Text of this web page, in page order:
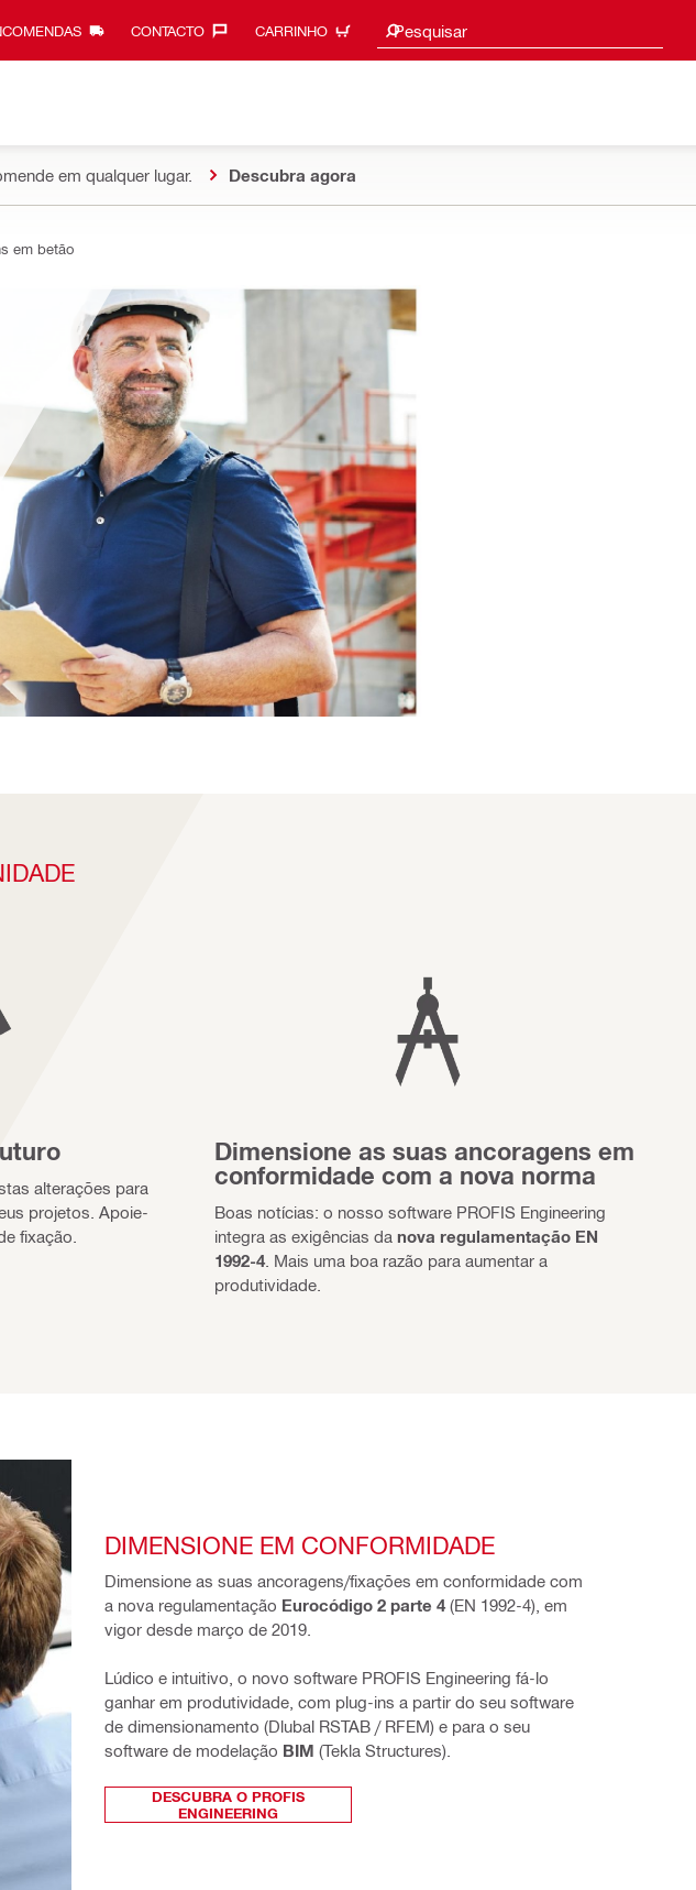
CONTACTO‎ CARRINHO Pesquisar
Procurar sugestões
em qualquer lugar. Descubra agora
em betão
alterações para
projetos. Apoie-
fixação.
Dimensione as suas ancoragens em
conformidade com a nova norma
Boas notícias: o nosso software PROFIS Engineering
integra as exigências da nova regulamentação EN
1992-4. Mais uma boa razão para aumentar a
produtividade.
DIMENSIONE EM CONFORMIDADE
Dimensione as suas ancoragens/fixações em conformidade com
a nova regulamentação Eurocódigo 2 parte 4 (EN 1992-4), em
vigor desde março de 2019.
Lúdico e intuitivo, o novo software PROFIS Engineering fá-lo
ganhar em produtividade, com plug-ins a partir do seu software
de dimensionamento (Dlubal RSTAB / RFEM) e para o seu
software de modelação BIM (Tekla Structures).
DESCUBRA O PROFIS
ENGINEERING